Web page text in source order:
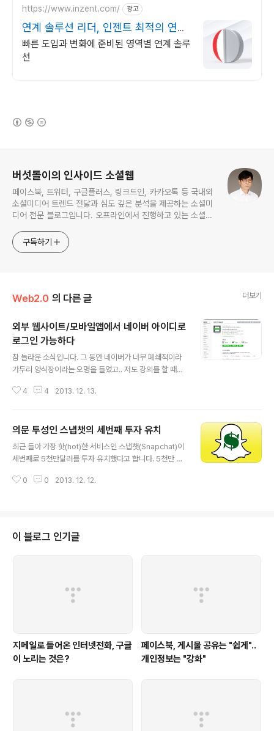
https://www.inzent.com/ 광고
연계 솔루션 리더, 인젠트 최적의 연계
아키텍처
빠른 도입과 변화에 준비된 영역별 연계 솔루
션
버섯돌이의 인사이드 소셜웹
페이스북, 트위터, 구글플러스, 링크드인, 카카오톡 등 국내외
소셜미디어 트렌드 전달과 심도 깊은 분석을 제공하는 소셜미
디어 전문 블로그입니다. 오프라인에서 진행하고 있는 소셜미
구독하기
Web2.0 의 다른 글 더보기
외부 웹사이트/모바일앱에서 네이버 아이디로
로그인 가능하다
참 놀라운 소식입니다. 그 동안 네이버가 너무 폐쇄적이라
가두리 양식장이라는 오명을 들었고.. 저도 강의를 할 때마
느냐?'고 비꼰 적이 많았습니다. 오늘 네이버가 '네이버 아
이 네이버 계정으로 편리하게 서비스를 이용할 수 있게 되
었습니다. 네이버에서 이야기하는대로 번거로운 가입 없이
도 네이버 회원이 여러분의 회원이 될 수 있고, 복잡한 개인
회원관리를 위한 인증비용이 들지 않습니다. 자사 계정으
4 4 2013. 12. 13.
의문 투성인 스냅챗의 세번째 투자 유치
최근 들아 가장 핫(hot)한 서비스인 스냅챗(Snapchat)이
세번째로 5천만달러를 투자 유치했다고 합니다. 5천만 달
데.. 이번 투자에 몇 가지 의문이 제기되고 있습니다. 스냅
스냅챗의 월 액티브 이용자(MAU)는 3천만명을 넘어섰다
고 하고… 하루에 전송되는 사진이 4억장 수준으로 페이스
있고, 세번째 투자 라운드에..
0 0 2013. 12. 12.
이 블로그 인기글
지메일로 들어온 인터넷전화, 구글
이 노리는 것은?
페이스북, 게시물 공유는 "쉽게"..
개인정보는 "강화"